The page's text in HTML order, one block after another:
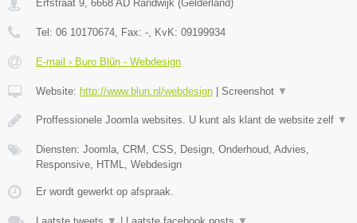
Erfstraat 9, 6668 AD Randwijk (Gelderland)
Tel: 06 10170674, Fax: -, KvK: 09199934
E-mail › Buro Blûn - Webdesign
Website: http://www.blun.nl/webdesign Screenshot ▼
Proffessionele Joomla websites. U kunt als klant de website zelf ▼
Diensten: Joomla, CRM, CSS, Design, Onderhoud, Advies,
Responsive, HTML, Webdesign
Er wordt gewerkt op afspraak.